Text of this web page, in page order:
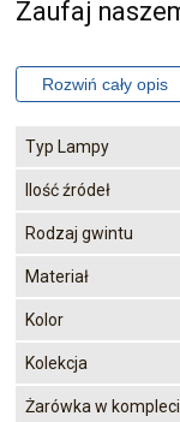
Zaufaj
Typ Lampy
Ilość źródeł
Rodzaj gwintu
Materiał
Kolor
Kolekcja
Żarówka w